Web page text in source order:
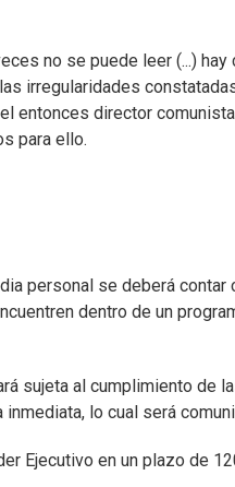
no se puede leer (...) hay
irregularidades
entonces director
para ello.
personal se deberá contar
dentro de un
sujeta al cumplimiento de
lo cual será
Ejecutivo en un plazo de